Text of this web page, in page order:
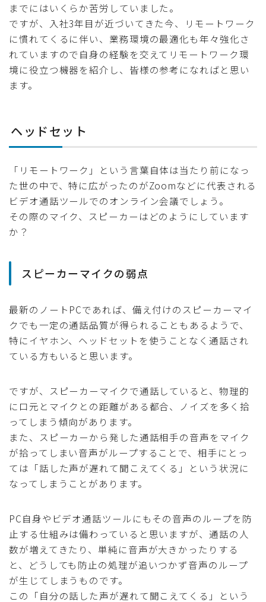
までにはいくらか苦労していました。
ですが、入社3年目が近づいてきた今、リモートワーク
に慣れてくるに伴い、業務環境の最適化も年々強化さ
れていますので自身の経験を交えてリモートワーク環
境に役立つ機器を紹介し、皆様の参考になればと思い
ます。
ヘッドセット
「リモートワーク」という言葉自体は当たり前になっ
た世の中で、特に広がったのがZoomなどに代表される
ビデオ通話ツールでのオンライン会議でしょう。
その際のマイク、スピーカーはどのようにしています
か？
スピーカーマイクの弱点
最新のノートPCであれば、備え付けのスピーカーマイ
クでも一定の通話品質が得られることもあるようで、
特にイヤホン、ヘッドセットを使うことなく通話され
ている方もいると思います。
ですが、スピーカーマイクで通話していると、物理的
に口元とマイクとの距離がある都合、ノイズを多く拾
ってしまう傾向があります。
また、スピーカーから発した通話相手の音声をマイク
が拾ってしまい音声がループすることで、相手にとっ
ては「話した声が遅れて聞こえてくる」という状況に
なってしまうことがあります。
PC自身やビデオ通話ツールにもその音声のループを防
止する仕組みは備わっていると思いますが、通話の人
数が増えてきたり、単純に音声が大きかったりする
と、どうしても防止の処理が追いつかず音声のループ
が生じてしまうものです。
この「自分の話した声が遅れて聞こえてくる」という